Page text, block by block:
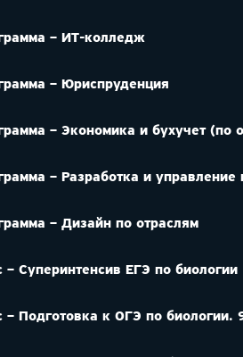
– ИТ-колледж
– Юриспруденция
– Экономика и бухучет (по
– Разработка и
– Дизайн по отраслям
– Суперинтенсив ЕГЭ по биологии
– Подготовка к ОГЭ по биологии.